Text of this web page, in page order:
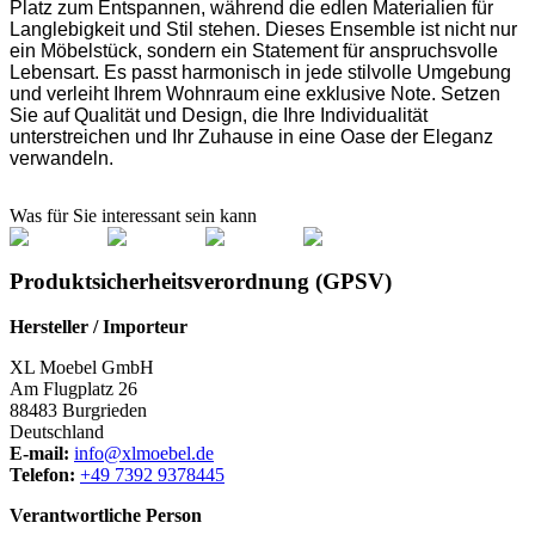
Platz zum Entspannen, während die edlen Materialien für
Langlebigkeit und Stil stehen. Dieses Ensemble ist nicht nur
ein Möbelstück, sondern ein Statement für anspruchsvolle
Lebensart. Es passt harmonisch in jede stilvolle Umgebung
und verleiht Ihrem Wohnraum eine exklusive Note. Setzen
Sie auf Qualität und Design, die Ihre Individualität
unterstreichen und Ihr Zuhause in eine Oase der Eleganz
verwandeln.
Was für Sie interessant sein kann
Produktsicherheitsverordnung (GPSV)
Hersteller / Importeur
XL Moebel GmbH
Am Flugplatz 26
88483 Burgrieden
Deutschland
E-mail: info@xlmoebel.de
Telefon: +49 7392 9378445
Verantwortliche Person